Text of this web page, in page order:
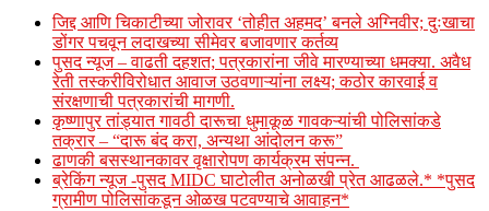
जिद्द आणि चिकाटीच्या जोरावर ‘तोहीत अहमद’ बनले अग्निवीर; दुःखाचा
डोंगर पचवून लदाखच्या सीमेवर बजावणार कर्तव्य
पुसद न्यूज – वाढती दहशत; पत्रकारांना जीवे मारण्याच्या धमक्या. अवैध
रेती तस्करीविरोधात आवाज उठवणाऱ्यांना लक्ष्य; कठोर कारवाई व
संरक्षणाची पत्रकारांची मागणी.
कृष्णापुर तांड्यात गावठी दारूचा धुमाकूळ गावकऱ्यांची पोलिसांकडे
तक्रार – “दारू बंद करा, अन्यथा आंदोलन करू”
ढाणकी बसस्थानकावर वृक्षारोपण कार्यक्रम संपन्न.
ब्रेकिंग न्यूज -पुसद MIDC घाटोलीत अनोळखी प्रेत आढळले.* *पुसद
ग्रामीण पोलिसांकडून ओळख पटवण्याचे आवाहन*